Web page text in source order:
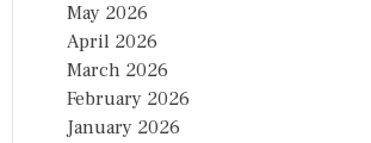
May 2026
April 2026
March 2026
February 2026
January 2026